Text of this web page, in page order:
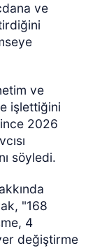
ve
ve
işlettiğini
2026
söyledi.
"168
4
değiştirme